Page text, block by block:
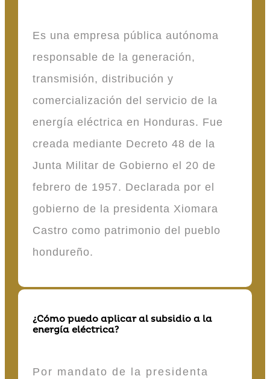
Es una empresa pública autónoma
responsable de la generación,
transmisión, distribución y
comercialización del servicio de la
energía eléctrica en Honduras. Fue
creada mediante Decreto 48 de la
Junta Militar de Gobierno el 20 de
febrero de 1957. Declarada por el
gobierno de la presidenta Xiomara
Castro como patrimonio del pueblo
hondureño.
¿Cómo puedo aplicar al subsidio a la
energía eléctrica?
Por mandato de la presidenta